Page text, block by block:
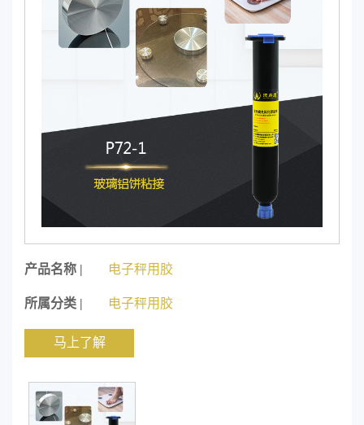
产品名称 | 电子秤用胶
所属分类 | 电子秤用胶
马上了解